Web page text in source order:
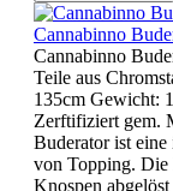
Cannabinno
Cannabinno
Teile aus
135cm Gewicht:
Zerftifiziert gem.
Buderator ist
von Topping. Die
Knospen